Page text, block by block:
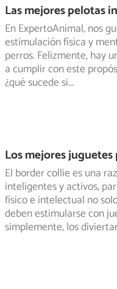
Las mejores pelotas
En ExpertoAnimal, nos
estimulación física y
perros. Felizmente, hay
a cumplir con este
¿qué sucede si...
Los mejores
El border collie es una
inteligentes y activos,
físicoe intelectual no
deben estimularse con
simplemente, los